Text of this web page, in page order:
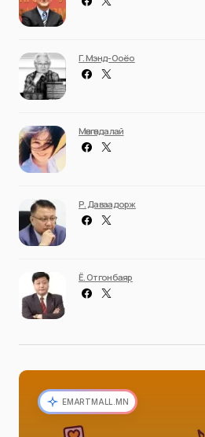
Г. Мэнд-Ооёо
Мөнгөндалай
Р. Даваадорж
Ё. Отгонбаяр
EMARTMALL.MN